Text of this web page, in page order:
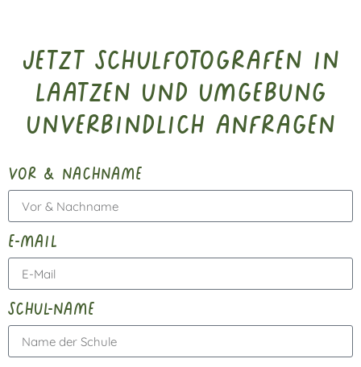
Jetzt Schulfotografen in
Laatzen und Umgebung
unverbindlich anfragen
vor & nachname
e-mail
schul-name